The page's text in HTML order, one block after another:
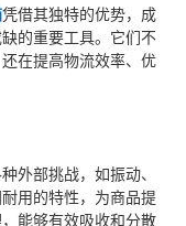
凭借其独特的优势，成
的重要工具。它们不
在提高物流效率、优
外部挑战，如振动、
用的特性，为商品提
能够有效吸收和分散